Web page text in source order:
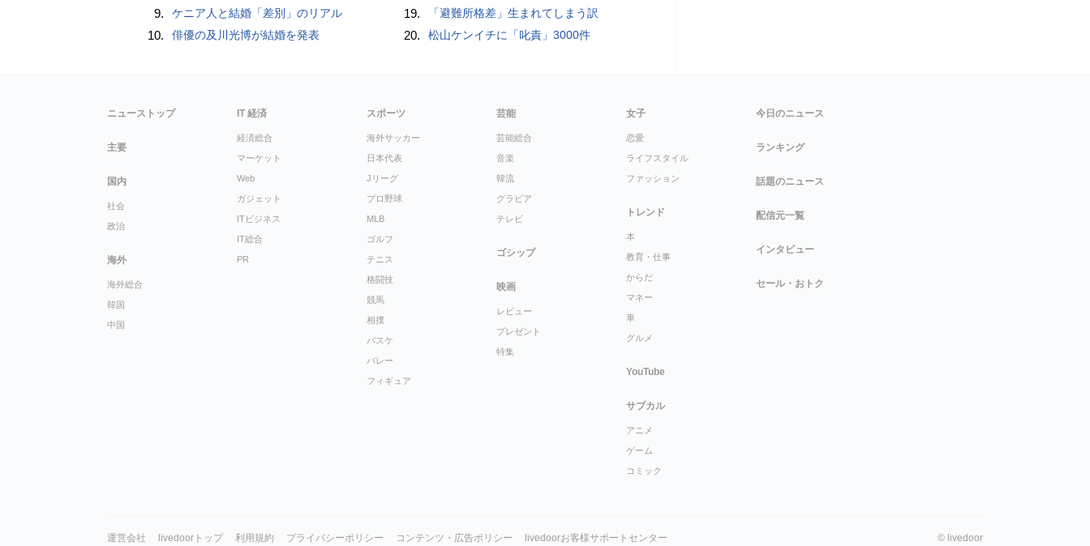
9. ケニア人と結婚「差別」のリアル
10. 俳優の及川光博が結婚を発表
19. 「避難所格差」生まれてしまう訳
20. 松山ケンイチに「叱責」3000件
ニューストップ
主要
国内
社会
政治
海外
海外総合
韓国
中国
IT 経済
経済総合
マーケット
Web
ガジェット
ITビジネス
IT総合
PR
スポーツ
海外サッカー
日本代表
Jリーグ
プロ野球
MLB
ゴルフ
テニス
格闘技
競馬
相撲
バスケ
バレー
フィギュア
芸能
芸能総合
音楽
韓流
グラビア
テレビ
ゴシップ
映画
レビュー
プレゼント
特集
女子
恋愛
ライフスタイル
ファッション
トレンド
本
教育・仕事
からだ
マネー
車
グルメ
YouTube
サブカル
アニメ
ゲーム
コミック
今日のニュース
ランキング
話題のニュース
配信元一覧
インタビュー
セール・おトク
運営会社 livedoorトップ 利用規約 プライバシーポリシー コンテンツ・広告ポリシー livedoorお客様サポートセンター © livedoor